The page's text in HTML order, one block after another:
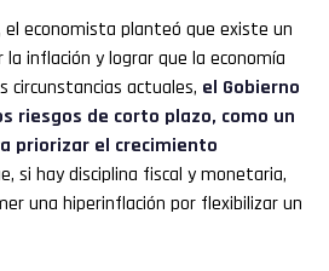
economista planteó que existe un
inflación y lograr que la economía
circunstancias actuales, el Gobierno
riesgos de corto plazo, como un
priorizar el crecimiento
si hay disciplina fiscal y monetaria,
una hiperinflación por flexibilizar un